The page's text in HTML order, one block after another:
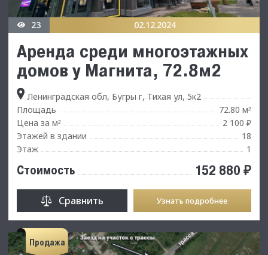
23 02.12.2024
Аренда среди многоэтажных
домов у Магнита, 72.8м2
Ленинградская обл, Бугры г, Тихая ул, 5к2
Площадь
72.80 м²
Цена за м²
2 100 ₽
Этажей в здании
18
Этаж
1
Стоимость 152 880 ₽
Сравнить Узнать подробнее
Продажа